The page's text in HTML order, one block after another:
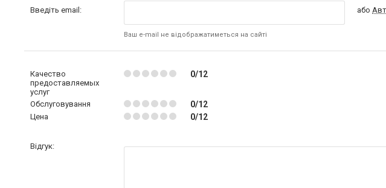
Введіть email:
Ваш e-mail не відображатиметься на сайті
або
Качество
предоставляемых
услуг
0/12
Обслуговування 0/12
Цена 0/12
Відгук: